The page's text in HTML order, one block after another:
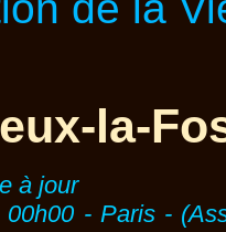
la-
à jour
00h00 - Paris -